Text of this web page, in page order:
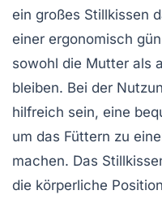
ein großes Stillkissen
einer ergonomisch
sowohl die Mutter als
bleiben. Bei der
hilfreich sein, eine
um das Füttern zu
machen. Das
die körperliche